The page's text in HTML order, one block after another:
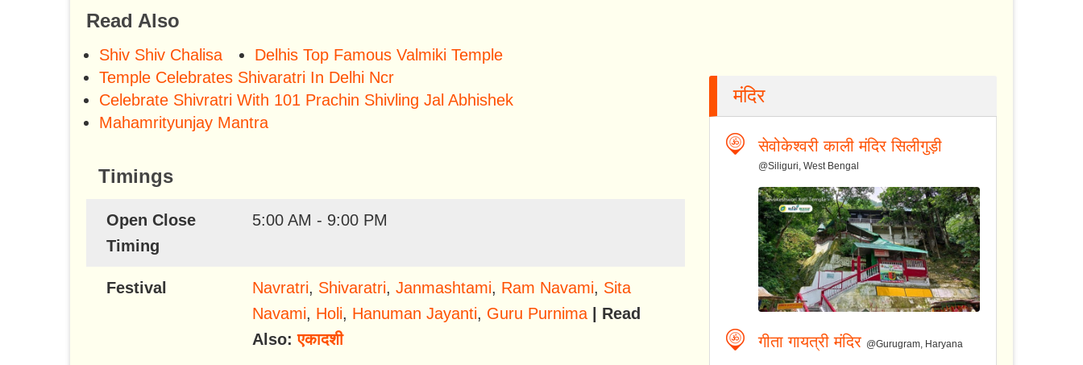
Read Also
Shiv Shiv Chalisa
Delhis Top Famous Valmiki Temple
Temple Celebrates Shivaratri In Delhi Ncr
Celebrate Shivratri With 101 Prachin Shivling Jal Abhishek
Mahamrityunjay Mantra
Timings
Open Close
Timing
5:00 AM - 9:00 PM
Festival Navratri, Shivaratri, Janmashtami, Ram Navami, Sita
Navami, Holi, Hanuman Jayanti, Guru Purnima| Read
Also:एकादशी
मंदिर
सेवोकेश्वरी काली मंदिर सिलीगुड़ी
@Siliguri, West Bengal
गीता गायत्री मंदिर @Gurugram, Haryana